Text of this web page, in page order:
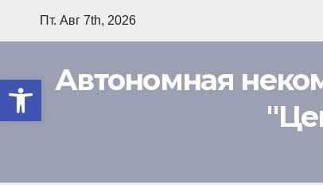
Пт. Авг 7th, 2026
Автономная
Открыть панель